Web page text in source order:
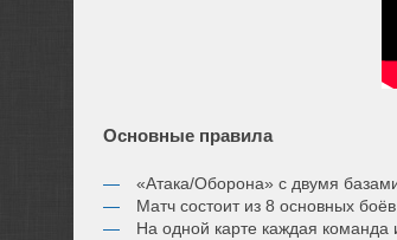
Основные правила
«Атака/Оборона» с двумя
Матч состоит из 8 основных
На одной карте каждая команда